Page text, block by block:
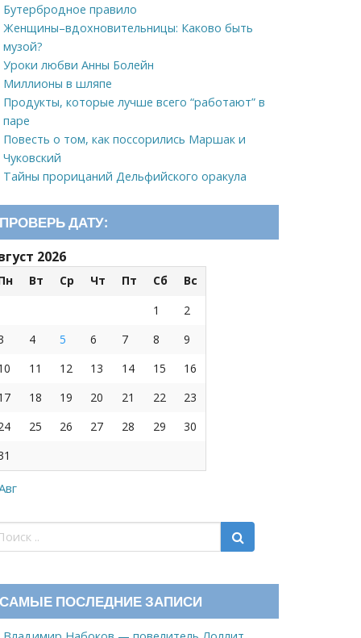
Бутербродное правило
Женщины–вдохновительницы: Каково быть
музой?
Уроки любви Анны Болейн
Миллионы в шляпе
Продукты, которые лучше всего “работают” в
паре
Повесть о том, как поссорились Маршак и
Чуковский
Тайны прорицаний Дельфийского оракула
ПРОВЕРЬ ДАТУ:
2026
Вт Ср Чт Пт Сб
Вс
1
2
4 5 6 7 8
9
11 12 13 14 15
16
18 19 20 21 22
23
25 26 27 28 29
30
САМЫЕ ПОСЛЕДНИЕ ЗАПИСИ